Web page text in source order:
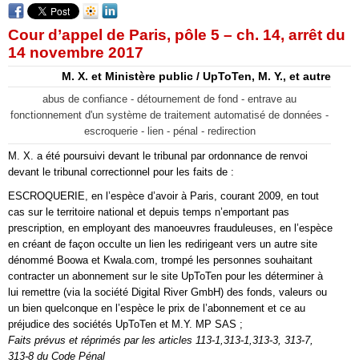
Cour d’appel de Paris, pôle 5 – ch. 14, arrêt du
14 novembre 2017
M. X. et Ministère public / UpToTen, M. Y., et autre
abus de confiance - détournement de fond - entrave au
fonctionnement d'un système de traitement automatisé de données -
escroquerie - lien - pénal - redirection
M. X. a été poursuivi devant le tribunal par ordonnance de renvoi
devant le tribunal correctionnel pour les faits de :
ESCROQUERIE, en l’espèce d’avoir à Paris, courant 2009, en tout
cas sur le territoire national et depuis temps n’emportant pas
prescription, en employant des manoeuvres frauduleuses, en l’espèce
en créant de façon occulte un lien les redirigeant vers un autre site
dénommé Boowa et Kwala.com, trompé les personnes souhaitant
contracter un abonnement sur le site UpToTen pour les déterminer à
lui remettre (via la société Digital River GmbH) des fonds, valeurs ou
un bien quelconque en l’espèce le prix de l’abonnement et ce au
préjudice des sociétés UpToTen et M.Y. MP SAS ;
Faits prévus et réprimés par les articles 113-1,313-1,313-3, 313-7,
313-8 du Code Pénal